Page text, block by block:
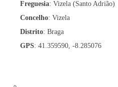
Freguesia: Vizela (Santo Adrião)
Concelho: Vizela
Distrito: Braga
GPS: 41.359590, -8.285076